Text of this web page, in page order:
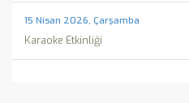
15 Nisan 2026, Çarşamba
Karaoke Etkinliği